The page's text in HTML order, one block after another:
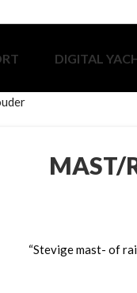
DIGITAL
MAST/
“Stevige mast- of